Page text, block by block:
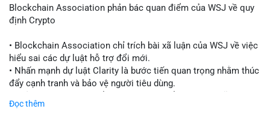
#binancesquare #cryptonews #blockchain #regulation
#custody
$btc $eth
#vlikevn #titanbot
📰 Nguồn: Cointelegraph
Blockchain Association phản bác quan điểm của WSJ về quy
định Crypto
• Blockchain Association chỉ trích bài xã luận của WSJ về việc
hiểu sai các dự luật hỗ trợ đổi mới.
• Nhấn mạnh dự luật Clarity là bước tiến quan trọng nhằm thúc
đẩy cạnh tranh và bảo vệ người tiêu dùng.
tài sản số.
Đọc thêm